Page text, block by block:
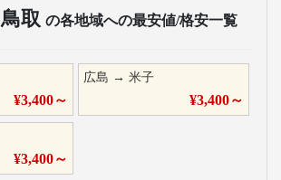
鳥取 の各地域への最安値/格安一覧
¥3,400～
広島 →米子
¥3,400～
¥3,400～